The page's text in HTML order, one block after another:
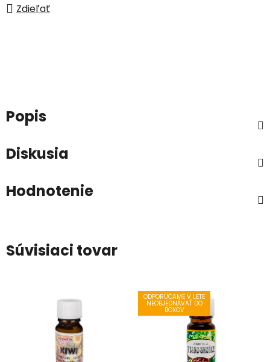
Zdieľať
Popis
Diskusia
Hodnotenie
Súvisiaci tovar
ODPORÚČAME V LETE
NEOBJEDNÁVAŤ DO
BOXOV